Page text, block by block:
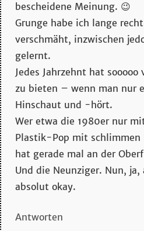
bescheidene Meinung. 😉
Grunge habe ich lange
verschmäht, inzwischen
gelernt.
Jedes Jahrzehnt hat
zu bieten – wenn man nur
Hinschaut und -hört.
Wer etwa die 1980er nur
Plastik-Pop mit schlimmen
hat gerade mal an der
Und die Neunziger. Nun, ja,
absolut okay.
Antworten